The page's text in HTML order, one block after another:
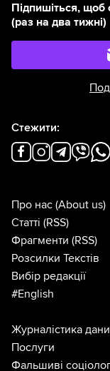
Підпишіться, щоб
(раз на два тижні)
Стежити:
Про нас (About us)
Статті (RSS)
Фрагменти (RSS)
Розсилки Текстів
Вибір редакції
#English
Журналістика
Послуги
Фальшиві